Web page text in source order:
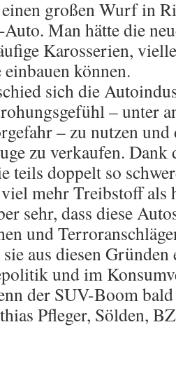
großen Wurf in
Man hätte die
Karosserien,
können.
sich die
– unter
– zu nutzen
zu verkaufen.
teils doppelt so
mehr Treibstoff als
sehr, dass diese
und
aus diesen
und im
der SUV-Boom
Pfleger, Sölden, BZ